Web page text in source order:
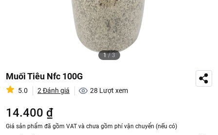
1/3
Muối Tiêu Nfc 100G
5.0 2 Đánh giá 28 Lượt xem
14.400 ₫
Giá sản phẩm đã gồm VAT và chưa gồm phí vận chuyển (nếu có)